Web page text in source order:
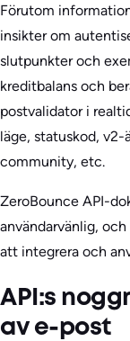
Förutom
insikter om
slutpunkter och
kreditbalans och
postvalidator i
läge, statuskod,
community, etc.
ZeroBounce API-
användarvänlig,
att integrera och
API:s
av e-post